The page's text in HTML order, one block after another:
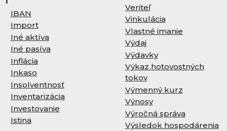
IBAN
Import
Iné aktíva
Iné pasíva
Inflácia
Inkaso
Insolventnosť
Inventarizácia
Investovanie
Istina
Veriteľ
Vinkulácia
Vlastné imanie
Výdaj
Výdavky
Výkaz hotovostných
tokov
Výmenný kurz
Výnosy
Výročná správa
Výsledok hospodárenia